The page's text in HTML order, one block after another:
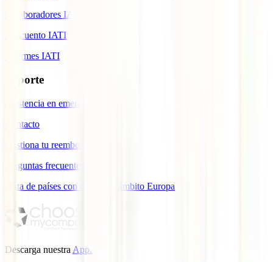
Colaboradores IATI
Descuento IATI
Informes IATI
Soporte
Asistencia en emergencias
Contacto
Gestiona tu reembolso
Preguntas frecuentes
Lista de países con cobertura ámbito Europa
Descarga nuestra App.